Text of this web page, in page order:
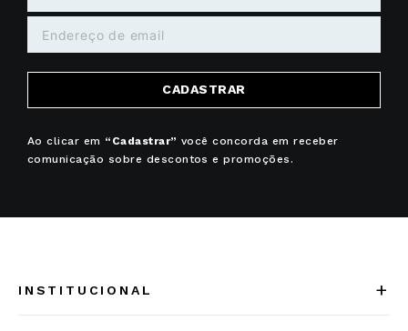
CADASTRAR
Ao clicar em “Cadastrar” você concorda em receber
comunicação sobre descontos e promoções.
INSTITUCIONAL +